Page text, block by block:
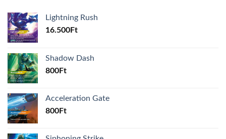
Lightning Rush
16.500Ft
Shadow Dash
800Ft
Acceleration Gate
800Ft